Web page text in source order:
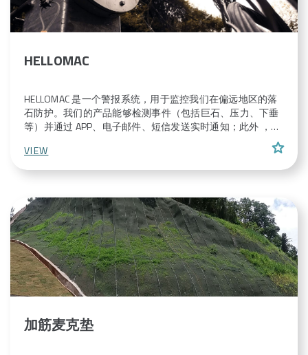
HELLOMAC
HELLOMAC 是一个警报系统，用于监控我们在偏远地区的落
石防护。我们的产品能够检测事件（包括巨石、压力、下垂
等）并通过 APP、电子邮件、短信发送实时通知；此外 ，该
产品由特殊的金属合金制成，结构紧凑而坚固，能够承受环
境侵蚀和相当大的负载。
VIEW star
加筋麦克垫